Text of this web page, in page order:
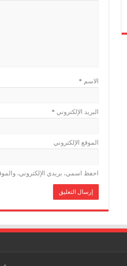
الاسم *
البريد الإلكتروني *
الموقع الإلكتروني
احفظ اسمي، بريدي الإلكتروني،